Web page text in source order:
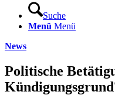
Suche
Menü Menü
News
Politische